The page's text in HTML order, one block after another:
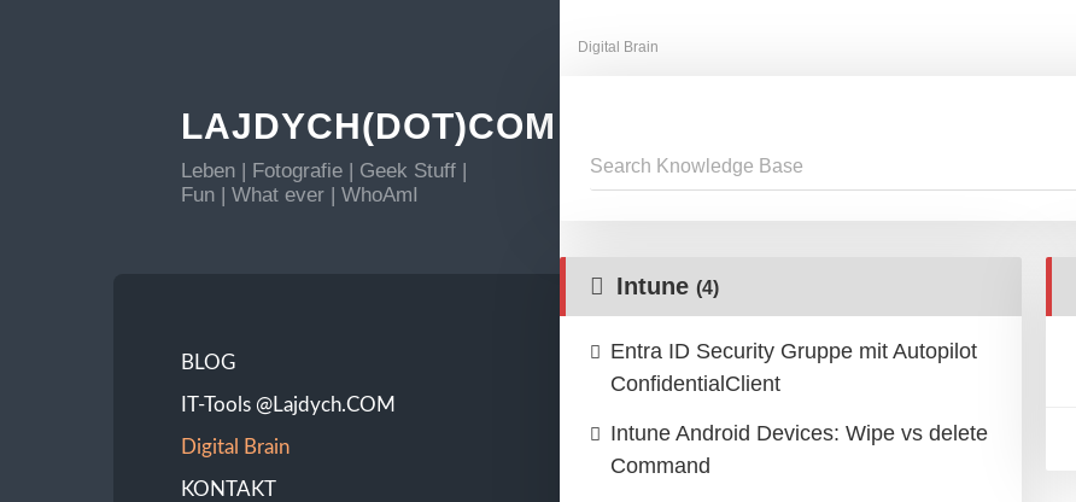
LAJDYCH(DOT)COM
Leben | Fotografie | Geek Stuff |
Fun | What ever | WhoAmI
BLOG
IT-Tools @Lajdych.COM
Digital Brain
KONTAKT
Digital Brain
Intune (4)
Entra ID Security Gruppe mit Autopilot
ConfidentialClient
Intune Android Devices: Wipe vs delete
Command